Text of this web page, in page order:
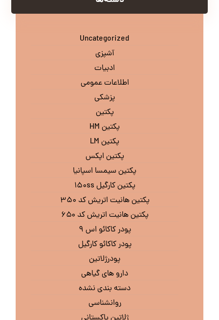
Uncategorized
آشپزی
ادبیات
اطلاعات عمومی
پزشکی
پکتین
پکتین HM
پکتین LM
پکتین اپکس
پکتین سیمسا اسپانیا
پکتین کارگیل ۱۵۰ss
پکتین هانیت اتریش کد ۳۵۰
پکتین هانیت اتریش کد ۶۵۰
پودر کاکائو اس ۹
پودر کاکائو کارگیل
پودرژلاتین
دارو های گیاهی
دسته بندی نشده
روانشناسی